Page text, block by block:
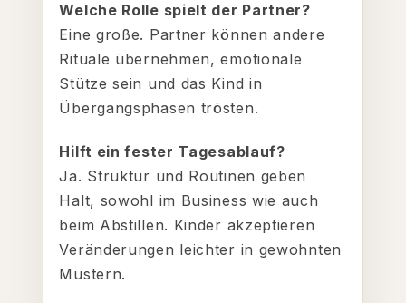
Welche Rolle spielt der Partner?
Eine große. Partner können andere
Rituale übernehmen, emotionale
Stütze sein und das Kind in
Übergangsphasen trösten.
Hilft ein fester Tagesablauf?
Ja. Struktur und Routinen geben
Halt, sowohl im Business wie auch
beim Abstillen. Kinder akzeptieren
Veränderungen leichter in gewohnten
Mustern.